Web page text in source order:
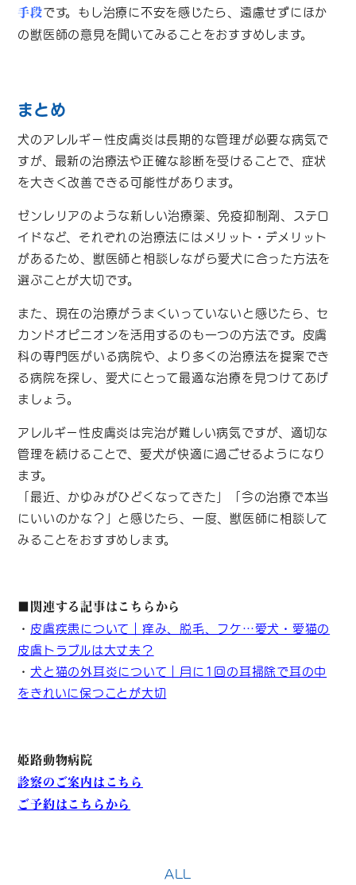
手段です。もし治療に不安を感じたら、遠慮せずにほか
の獣医師の意見を聞いてみることをおすすめします。
まとめ
犬のアレルギー性皮膚炎は長期的な管理が必要な病気で
すが、最新の治療法や正確な診断を受けることで、症状
を大きく改善できる可能性があります。
ゼンレリアのような新しい治療薬、免疫抑制剤、ステロ
イドなど、それぞれの治療法にはメリット・デメリット
があるため、獣医師と相談しながら愛犬に合った方法を
選ぶことが大切です。
また、現在の治療がうまくいっていないと感じたら、セ
カンドオピニオンを活用するのも一つの方法です。皮膚
科の専門医がいる病院や、より多くの治療法を提案でき
る病院を探し、愛犬にとって最適な治療を見つけてあげ
ましょう。
アレルギー性皮膚炎は完治が難しい病気ですが、適切な
管理を続けることで、愛犬が快適に過ごせるようになり
ます。
「最近、かゆみがひどくなってきた」「今の治療で本当
にいいのかな？」と感じたら、一度、獣医師に相談して
みることをおすすめします。
■関連する記事はこちらから
・ 皮膚疾患について｜痒み、脱毛、フケ…愛犬・愛猫の
皮膚トラブルは大丈夫？
・犬と猫の外耳炎について｜月に1回の耳掃除で耳の中
をきれいに保つことが大切
姫路動物病院
診察のご案内はこちら
ご予約はこちらから
ALL